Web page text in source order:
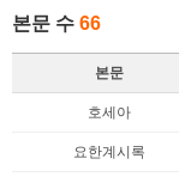
본문 수 66
본문
호세아
요한계시록